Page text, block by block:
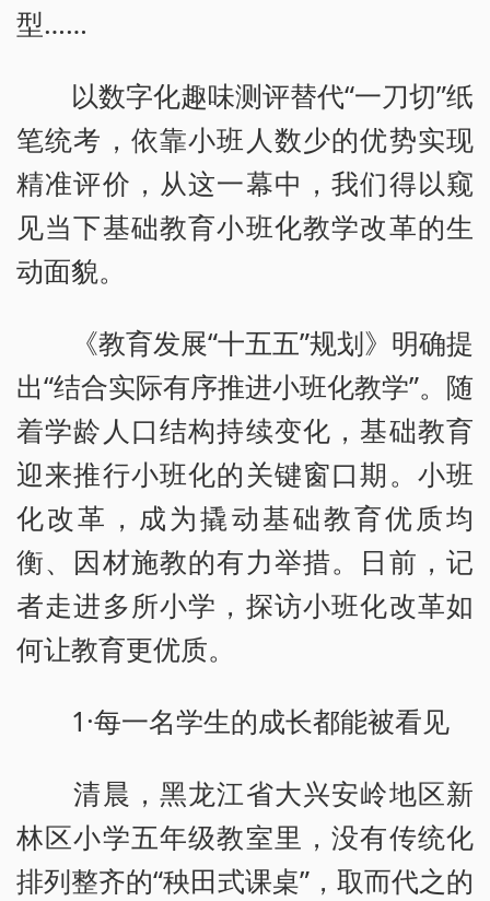
型……
以数字化趣味测评替代“一刀切”纸
笔统考，依靠小班人数少的优势实现
精准评价，从这一幕中，我们得以窥
见当下基础教育小班化教学改革的生
动面貌。
《教育发展“十五五”规划》明确提
出“结合实际有序推进小班化教学”。随
着学龄人口结构持续变化，基础教育
迎来推行小班化的关键窗口期。小班
化改革，成为撬动基础教育优质均
衡、因材施教的有力举措。日前，记
者走进多所小学，探访小班化改革如
何让教育更优质。
1·每一名学生的成长都能被看见
清晨，黑龙江省大兴安岭地区新
林区小学五年级教室里，没有传统化
排列整齐的“秧田式课桌”，取而代之的